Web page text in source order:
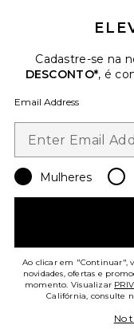
Opte por sair a
Email Address
Sign Up
AJUDE-NOS
Responda uma rápida
ATENDIMENTO
Cadastre-se na
DESCONTO*, é
Email Address
Mulheres
Ao clicar em "Continuar",
novidades, ofertas e
momento. Visualizar
Califórnia, consulte
No